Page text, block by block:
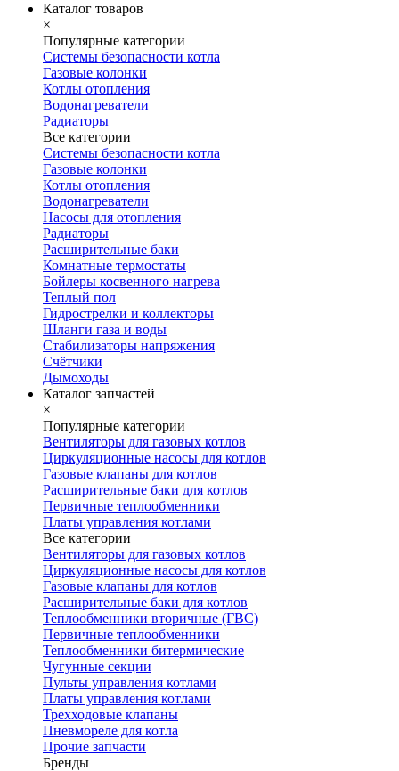
Каталог товаров
×
Популярные категории
Системы безопасности котла
Газовые колонки
Котлы отопления
Водонагреватели
Радиаторы
Все категории
Системы безопасности котла
Газовые колонки
Котлы отопления
Водонагреватели
Насосы для отопления
Радиаторы
Расширительные баки
Комнатные термостаты
Бойлеры косвенного нагрева
Теплый пол
Гидрострелки и коллекторы
Шланги газа и воды
Стабилизаторы напряжения
Счётчики
Дымоходы
Каталог запчастей
×
Популярные категории
Вентиляторы для газовых котлов
Циркуляционные насосы для котлов
Газовые клапаны для котлов
Расширительные баки для котлов
Первичные теплообменники
Платы управления котлами
Все категории
Вентиляторы для газовых котлов
Циркуляционные насосы для котлов
Газовые клапаны для котлов
Расширительные баки для котлов
Теплообменники вторичные (ГВС)
Первичные теплообменники
Теплообменники битермические
Чугунные секции
Пульты управления котлами
Платы управления котлами
Трехходовые клапаны
Пневмореле для котла
Прочие запчасти
Бренды